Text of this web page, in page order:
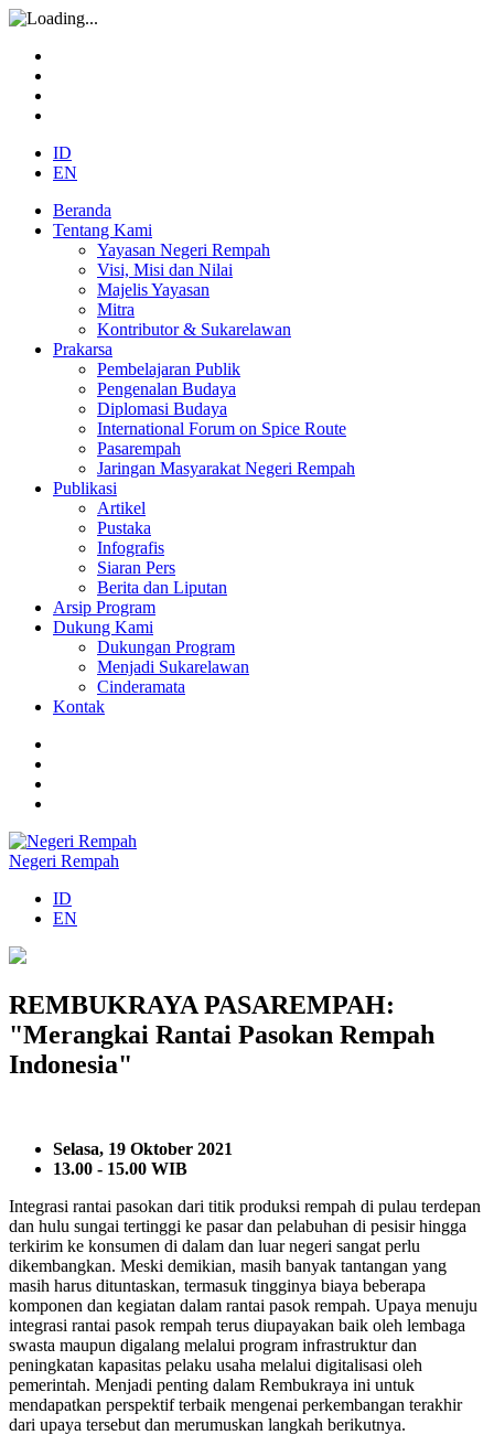
ID
EN
Beranda
Tentang Kami
Yayasan Negeri Rempah
Visi, Misi dan Nilai
Majelis Yayasan
Mitra
Kontributor & Sukarelawan
Prakarsa
Pembelajaran Publik
Pengenalan Budaya
Diplomasi Budaya
International Forum on Spice Route
Pasarempah
Jaringan Masyarakat Negeri Rempah
Publikasi
Artikel
Pustaka
Infografis
Siaran Pers
Berita dan Liputan
Arsip Program
Dukung Kami
Dukungan Program
Menjadi Sukarelawan
Cinderamata
Kontak
Negeri Rempah
ID
EN
REMBUKRAYA PASAREMPAH:
"Merangkai Rantai Pasokan Rempah
Indonesia"
Selasa, 19 Oktober 2021
13.00 - 15.00 WIB
Integrasi rantai pasokan dari titik produksi rempah di pulau terdepan
dan hulu sungai tertinggi ke pasar dan pelabuhan di pesisir hingga
terkirim ke konsumen di dalam dan luar negeri sangat perlu
dikembangkan. Meski demikian, masih banyak tantangan yang
masih harus dituntaskan, termasuk tingginya biaya beberapa
komponen dan kegiatan dalam rantai pasok rempah. Upaya menuju
integrasi rantai pasok rempah terus diupayakan baik oleh lembaga
swasta maupun digalang melalui program infrastruktur dan
peningkatan kapasitas pelaku usaha melalui digitalisasi oleh
pemerintah. Menjadi penting dalam Rembukraya ini untuk
mendapatkan perspektif terbaik mengenai perkembangan terakhir
dari upaya tersebut dan merumuskan langkah berikutnya.